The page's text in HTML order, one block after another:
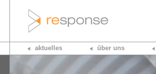
aktuelles über uns